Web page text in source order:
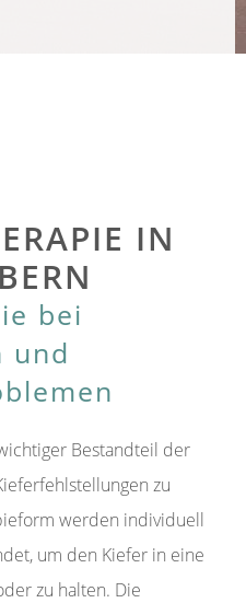
IN
bei
und
Bestandteil der
zu
werden individuell
um den Kiefer in eine
zu halten. Die